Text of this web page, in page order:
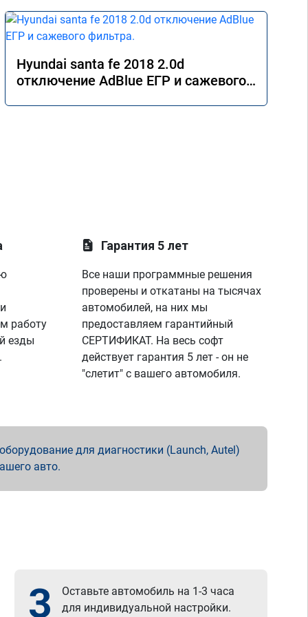
Hyundai santa fe 2018 2.0d
отключение AdBlue ЕГР и сажевого
работу
езды
Гарантия 5 лет
Все наши программные решения
проверены и откатаны на тысячах
автомобилей, на них мы
предоставляем гарантийный
СЕРТИФИКАТ. На весь софт
действует гарантия 5 лет - он не
"слетит" с вашего автомобиля.
для диагностики (Launch, Autel)
авто.
3
Оставьте автомобиль на 1-3 часа
для индивидуальной настройки.